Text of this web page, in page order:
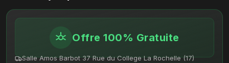
Offre 100% Gratuite
Salle Amos Barbot 37 Rue du College La Rochelle (17)